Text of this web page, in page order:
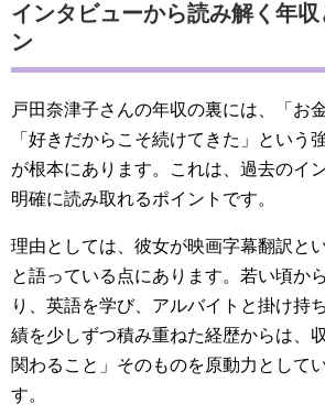
インタビューから読み解く年収
ン
戸田奈津子さんの年収の裏には、「お
「好きだからこそ続けてきた」という
が根本にあります。これは、過去のイ
明確に読み取れるポイントです。
理由としては、彼女が映画字幕翻訳と
と語っている点にあります。若い頃か
り、英語を学び、アルバイトと掛け持
績を少しずつ積み重ねた経歴からは、
関わること」そのものを原動力として
す。